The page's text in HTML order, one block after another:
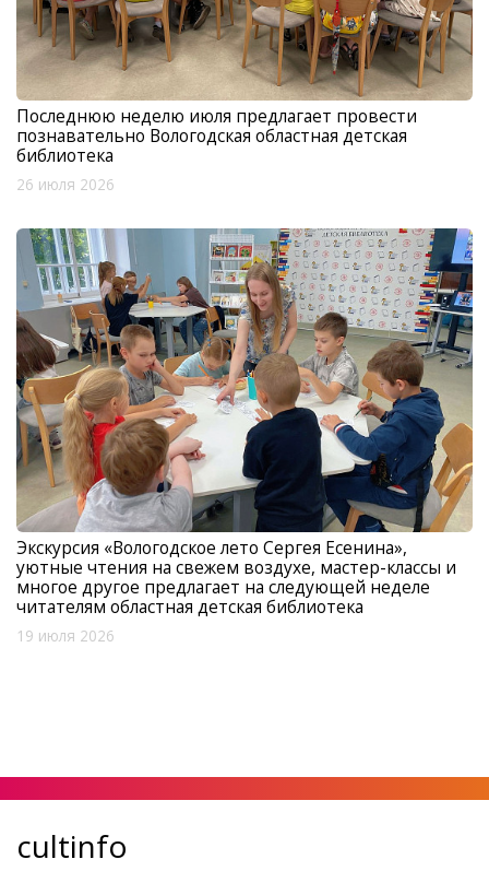
Последнюю неделю июля предлагает провести
познавательно Вологодская областная детская
библиотека
26 июля 2026
Экскурсия «Вологодское лето Сергея Есенина»,
уютные чтения на свежем воздухе, мастер-классы и
многое другое предлагает на следующей неделе
читателям областная детская библиотека
19 июля 2026
cultinfo